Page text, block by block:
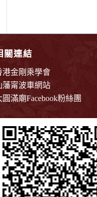
關連結
港金剛乘學會
藩甯波車網站
圓滿廟Facebook粉絲團